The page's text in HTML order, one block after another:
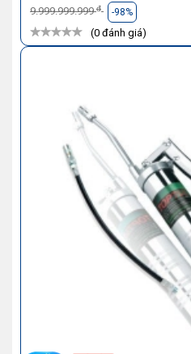
9.999.999.999đ -98%
(0 đánh giá)